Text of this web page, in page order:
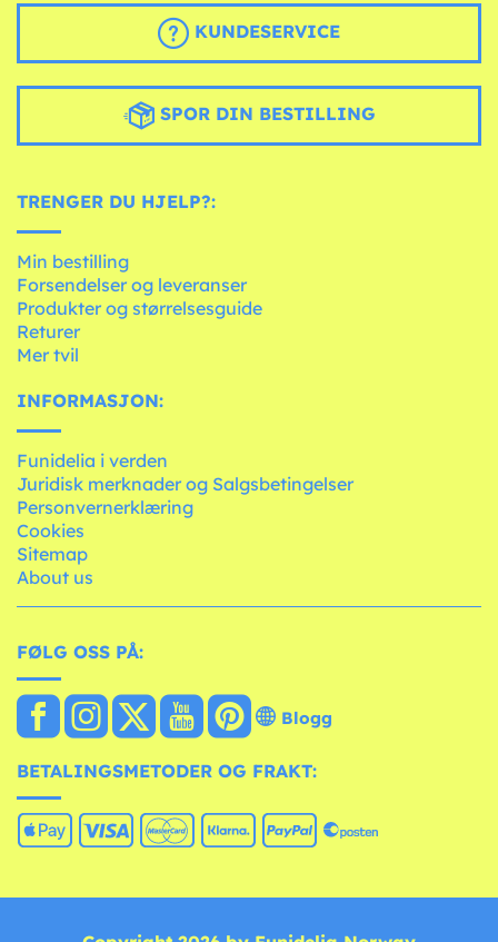
KUNDESERVICE
SPOR DIN BESTILLING
TRENGER DU HJELP?:
Min bestilling
Forsendelser og leveranser
Produkter og størrelsesguide
Returer
Mer tvil
INFORMASJON:
Funidelia i verden
Juridisk merknader og Salgsbetingelser
Personvernerklæring
Cookies
Sitemap
About us
FØLG OSS PÅ:
Blogg
BETALINGSMETODER OG FRAKT: